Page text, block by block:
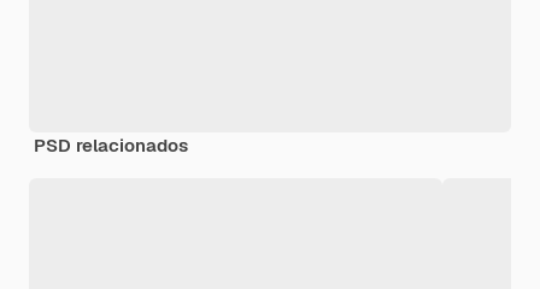
PSD relacionados